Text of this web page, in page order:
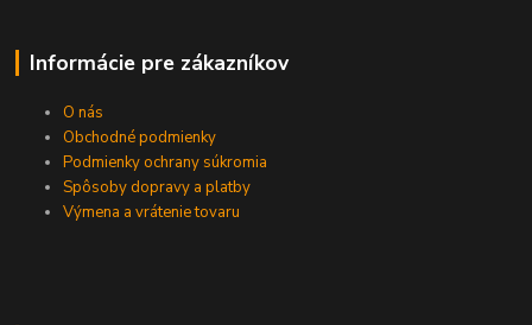
Informácie pre zákazníkov
O nás
Obchodné podmienky
Podmienky ochrany súkromia
Spôsoby dopravy a platby
Výmena a vrátenie tovaru